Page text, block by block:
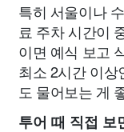
특히 서울이나
료 주차 시간이
이면 예식 보고
최소 2시간 이상
도 물어보는 게
투어 때 직접 보